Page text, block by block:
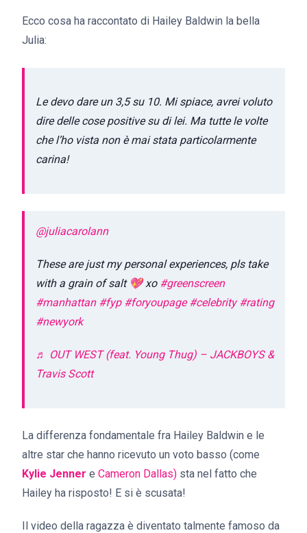
Ecco cosa ha raccontato di Hailey Baldwin la bella
Julia:
Le devo dare un 3,5 su 10. Mi spiace, avrei voluto
dire delle cose positive su di lei. Ma tutte le volte
che l’ho vista non è mai stata particolarmente
carina!
@juliacarolann
These are just my personal experiences, pls take
with a grain of salt 💖 xo #greenscreen
#manhattan #fyp #foryoupage #celebrity #rating
#newyork
♬ OUT WEST (feat. Young Thug) – JACKBOYS &
Travis Scott
La differenza fondamentale fra Hailey Baldwin e le
altre star che hanno ricevuto un voto basso (come
Kylie Jenner e Cameron Dallas) sta nel fatto che
Hailey ha risposto! E si è scusata!
Il video della ragazza è diventato talmente famoso da